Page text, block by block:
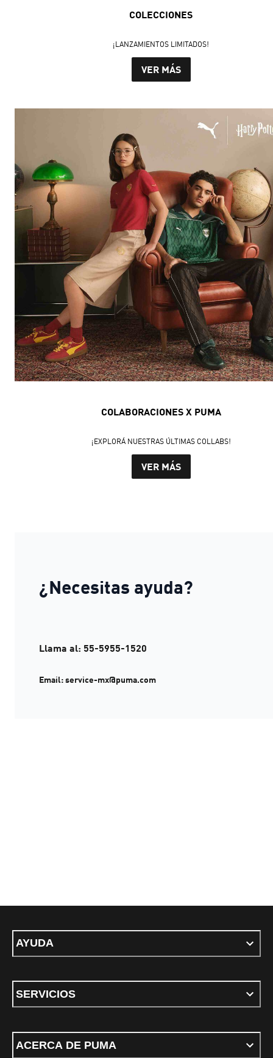
COLECCIONES
¡LANZAMIENTOS LIMITADOS!
VER MÁS
COLABORACIONES X PUMA
¡EXPLORÁ NUESTRAS ÚLTIMAS COLLABS!
VER MÁS
¿Necesitas ayuda?
Llama al: 55-5955-1520
Email: service-mx@puma.com
AYUDA
SERVICIOS
ACERCA DE PUMA